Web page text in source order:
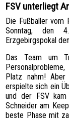
VEREIN
SPONSOREN
HATTRICK
FOTOGALERIE
KONTAKT
FSV unterliegt
Die Fußballer vom
Sonntag, den
Erzgebirgspokal
Das Team um
Platz nahm!
erspielte sich ein
und der FSV
Schneider am
beste Phase mit